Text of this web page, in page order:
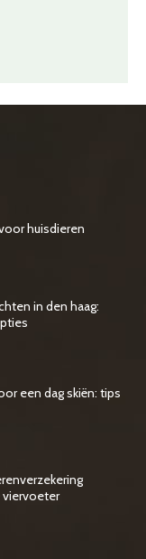
huisdieren
in den haag:
een dag skiën: tips
viervoeter